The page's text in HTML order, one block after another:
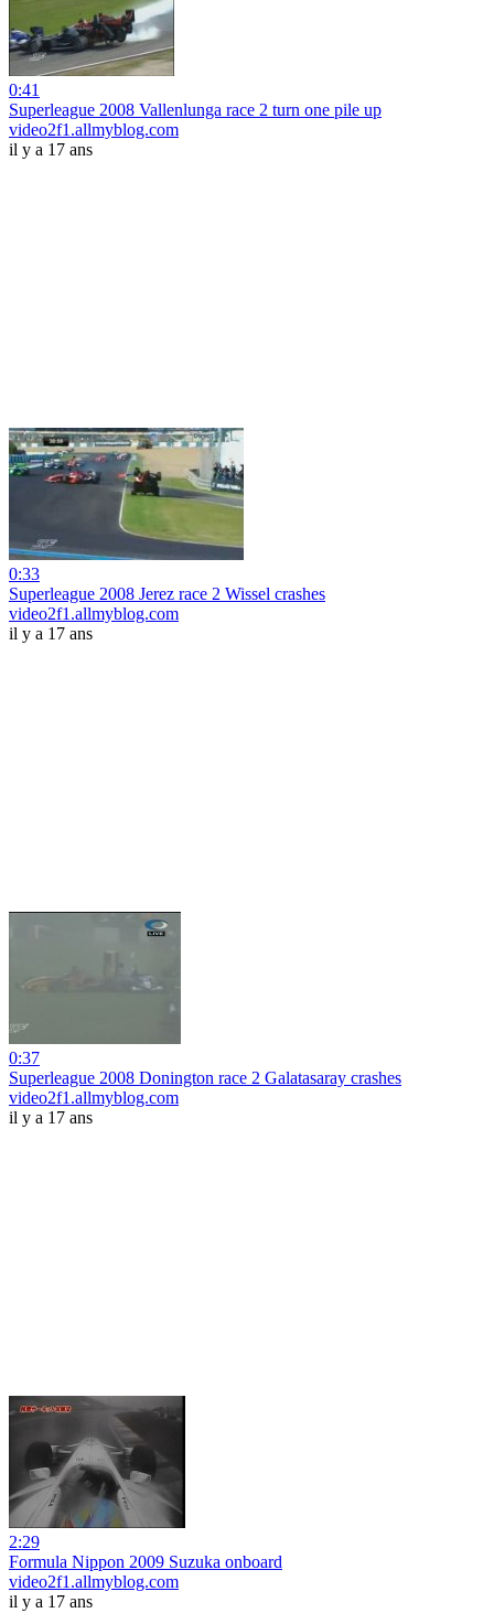
0:41
Superleague 2008 Vallenlunga race 2 turn one pile up
video2f1.allmyblog.com
il y a 17 ans
0:33
Superleague 2008 Jerez race 2 Wissel crashes
video2f1.allmyblog.com
il y a 17 ans
0:37
Superleague 2008 Donington race 2 Galatasaray crashes
video2f1.allmyblog.com
il y a 17 ans
2:29
Formula Nippon 2009 Suzuka onboard
video2f1.allmyblog.com
il y a 17 ans